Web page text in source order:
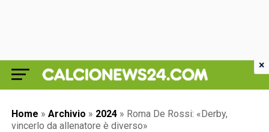
Home » Archivio » 2024 » Roma De Rossi: «Derby,
vincerlo da allenatore è diverso»
×